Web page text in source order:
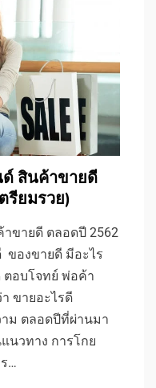
ด์ สินค้าขายดี
รียมรวย)
ขายดี ตลอดปี 2562
ของขายดี มีอะไร
ตอบโจทย์ พ่อค้า
ขายอะไรดี
ม ตลอดปีที่ผ่านมา
นวทาง การโกย
…